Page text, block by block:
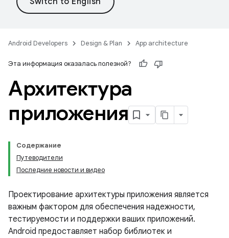
Android Developers Design & Plan App architecture
Эта информация оказалась полезной?
Архитектура
приложения
Содержание
Путеводители
Последние новости и видео
Проектирование архитектуры приложения является
важным фактором для обеспечения надежности,
тестируемости и поддержки ваших приложений.
Android предоставляет набор библиотек и